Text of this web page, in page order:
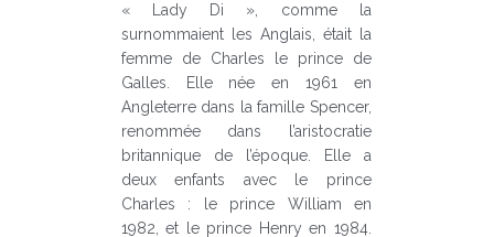
« Lady Di », comme la
surnommaient les Anglais, était la
femme de Charles le prince de
Galles. Elle née en 1961 en
Angleterre dans la famille Spencer,
renommée dans l’aristocratie
britannique de l’époque. Elle a
deux enfants avec le prince
Charles : le prince William en
1982, et le prince Henry en 1984.